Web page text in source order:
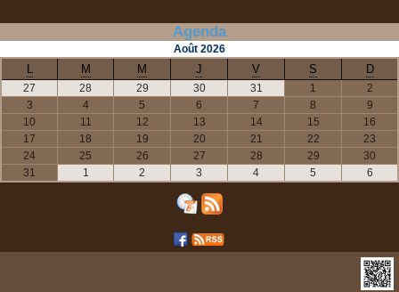
Agenda
Août 2026
L M M J V S D
27 28 29 30 31 1
2
3
4 5 6 7 8
9
10
11 12 13 14 15
16
17
18 19 20 21 22
23
24
25 26 27 28 29
30
31
1 2 3 4 5 6